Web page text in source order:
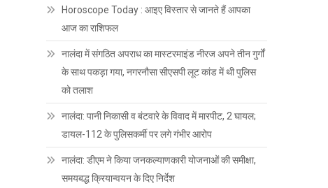
Horoscope Today : आइए विस्तार से जानते हैं आपका
आज का राशिफल
नालंदा में संगठित अपराध का मास्टरमाइंड नीरज अपने तीन गुर्गों
के साथ पकड़ा गया, नगरनौसा सीएसपी लूट कांड में थी पुलिस
को तलाश
नालंदा: पानी निकासी व बंटवारे के विवाद में मारपीट, 2 घायल;
डायल-112 के पुलिसकर्मी पर लगे गंभीर आरोप
नालंदा: डीएम ने किया जनकल्याणकारी योजनाओं की समीक्षा,
समयबद्ध क्रियान्वयन के दिए निर्देश